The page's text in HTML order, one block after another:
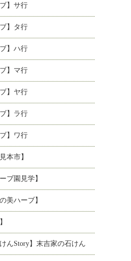
】サ行
】タ行
】ハ行
】マ行
】ヤ行
】ラ行
】ワ行
本市】
ブ園見学】
美ハーブ】
んStory】末吉家の石けん